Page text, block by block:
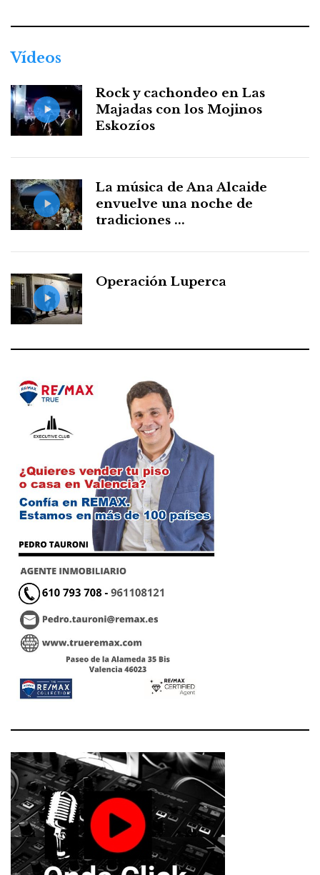
Vídeos
Rock y cachondeo en Las
Majadas con los Mojinos
Eskozíos
La música de Ana Alcaide
envuelve una noche de
tradiciones ...
Operación Luperca